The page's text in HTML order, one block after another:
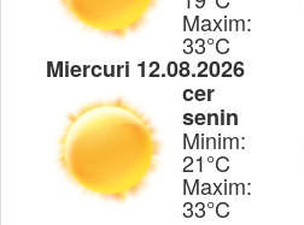
Maxim:
33°C
Miercuri 12.08.2026
cer
senin
Minim:
21°C
Maxim:
33°C